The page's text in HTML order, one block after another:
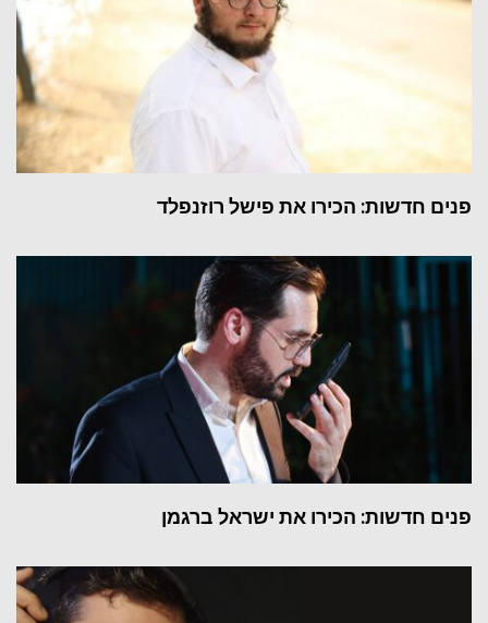
פנים חדשות: הכירו את פישל רוזנפלד
פנים חדשות: הכירו את ישראל ברגמן